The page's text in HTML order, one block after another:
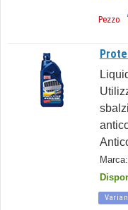
Pezzo
Marca: